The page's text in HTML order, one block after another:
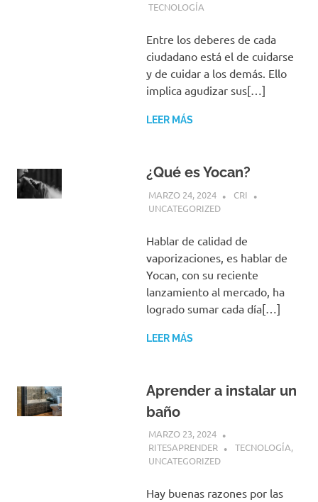
TECNOLOGÍA
Entre los deberes de cada
ciudadano está el de cuidarse
y de cuidar a los demás. Ello
implica agudizar sus[…]
LEER MÁS
¿Qué es Yocan?
MARZO 24, 2024
CRI
UNCATEGORIZED
Hablar de calidad de
vaporizaciones, es hablar de
Yocan, con su reciente
lanzamiento al mercado, ha
logrado sumar cada día[…]
LEER MÁS
Aprender a instalar un
baño
MARZO 23, 2024
RITESAPRENDER
TECNOLOGÍA,
UNCATEGORIZED
Hay buenas razones por las